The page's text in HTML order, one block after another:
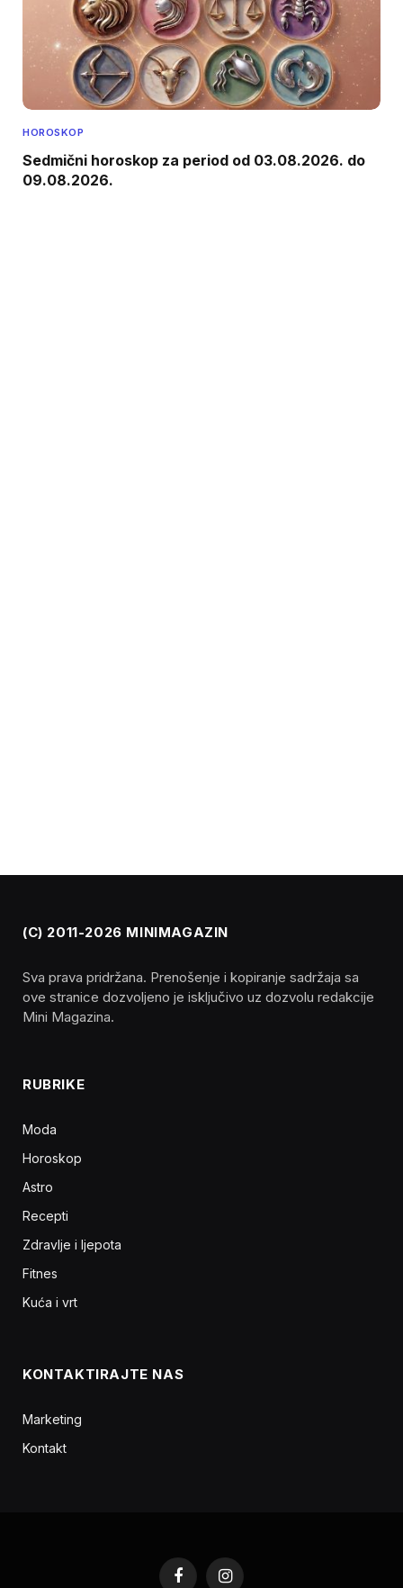
HOROSKOP
Sedmični horoskop za period od 03.08.2026. do
09.08.2026.
(C) 2011-2026 MINIMAGAZIN
Sva prava pridržana. Prenošenje i kopiranje sadržaja sa
ove stranice dozvoljeno je isključivo uz dozvolu redakcije
Mini Magazina.
RUBRIKE
Moda
Horoskop
Astro
Recepti
Zdravlje i ljepota
Fitnes
Kuća i vrt
KONTAKTIRAJTE NAS
Marketing
Kontakt
FacebookInstagram